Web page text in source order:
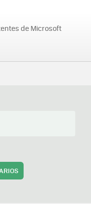
de Microsoft